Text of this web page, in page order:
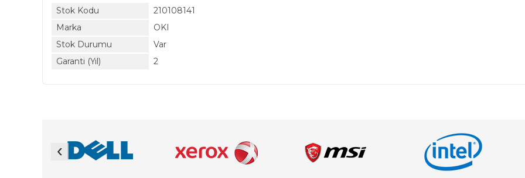
Stok Kodu
210108141
Marka
OKI
Stok Durumu
Var
Garanti (Yıl)
2
‹